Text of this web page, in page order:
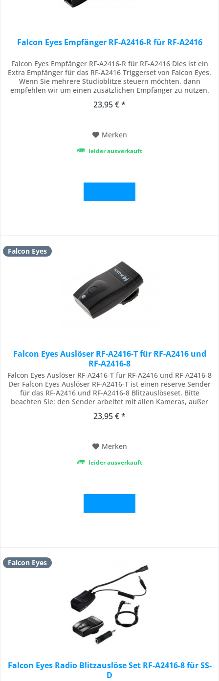
Falcon Eyes Empfänger RF-A2416-R für RF-A2416
Falcon Eyes Empfänger RF-A2416-R für RF-A2416 Dies ist ein
Extra Empfänger für das RF-A2416 Triggerset von Falcon Eyes.
Wenn Sie mehrere Studioblitze steuern möchten, dann
empfehlen wir um einen zusätzlichen Empfänger zu nutzen.
haben wollen, müssen Sie die Studioblitze auf einander
23,95 € *
Merken
leider ausverkauft
Falcon Eyes
Falcon Eyes Auslöser RF-A2416-T für RF-A2416 und
RF-A2416-8
Falcon Eyes Auslöser RF-A2416-T für RF-A2416 und RF-A2416-8
Der Falcon Eyes Auslöser RF-A2416-T ist einen reserve Sender
für das RF-A2416 und RF-A2416-8 Blitzauslöseset. Bitte
beachten Sie: den Sender arbeitet mit allen Kameras, außer
Sony und Minolta Kameras verwenden möchten, können Sie
23,95 € *
Merken
leider ausverkauft
Falcon Eyes
Falcon Eyes Radio Blitzauslöse Set RF-A2416-8 für SS-
D